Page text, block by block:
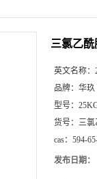
三氯乙酰
英文名称：
品牌： 华玖
型号：
货号： 三氯
cas： 594-
发布日期：